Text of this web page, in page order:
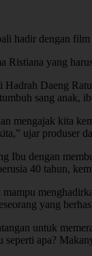
hadir dengan
Ristiana yang
Daeng
sang anak,
mengajak kita
ujar produser
Ibu dengan
40 tahun,
yang
untuk
apa?